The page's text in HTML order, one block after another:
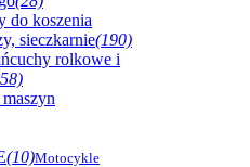
do koszenia
sieczkarnie(190)
rolkowe i
(10)Motocykle